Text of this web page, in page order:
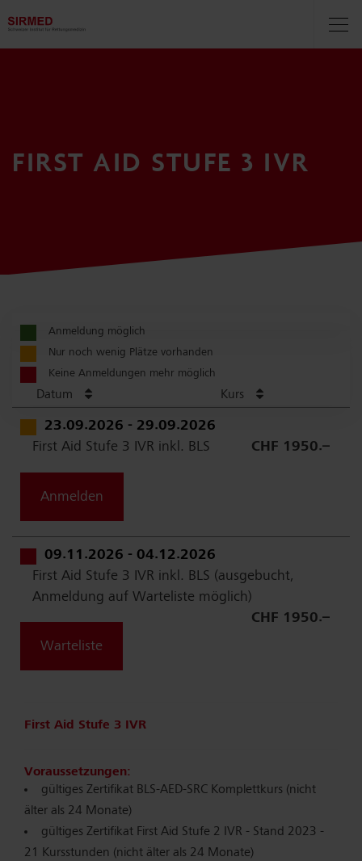
Navigationsbereich
FIRST AID STUFE 3 IVR
Anmeldung möglich
Nur noch wenig Plätze vorhanden
Keine Anmeldungen mehr möglich
Datum Kurs
23.09.2026 - 29.09.2026
First Aid Stufe 3 IVR inkl. BLS
CHF 1950.–
Anmelden
09.11.2026 - 04.12.2026
First Aid Stufe 3 IVR inkl. BLS (ausgebucht,
Anmeldung auf Warteliste möglich)
CHF 1950.–
Warteliste
First Aid Stufe 3 IVR
Voraussetzungen:
gültiges Zertifikat BLS-AED-SRC Komplettkurs (nicht
älter als 24 Monate)
gültiges Zertifikat First Aid Stufe 2 IVR - Stand 2023 -
21 Kursstunden (nicht älter als 24 Monate)